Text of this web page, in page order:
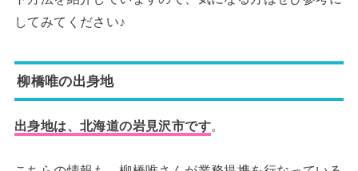
してみてください♪
柳橋唯の出身地
出身地は、北海道の岩見沢市です。